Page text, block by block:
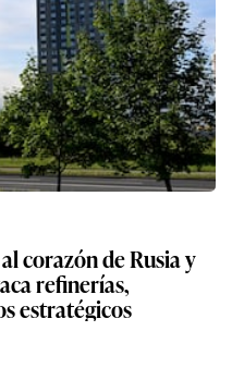
corazón de Rusia y
refinerías,
estratégicos